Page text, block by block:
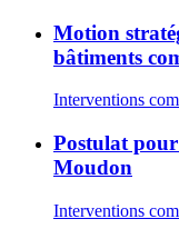
Motion
bâtiments
Interventions
Postulat
Moudon
Interventions